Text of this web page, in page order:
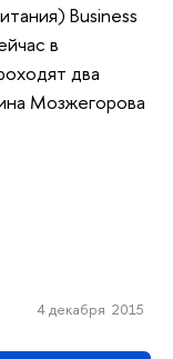
Business
в
два
Мозжегорова
4 декабря 2015